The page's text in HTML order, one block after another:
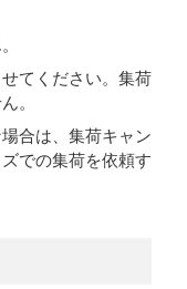
てください。集荷
。
合は、集荷キャン
での集荷を依頼す